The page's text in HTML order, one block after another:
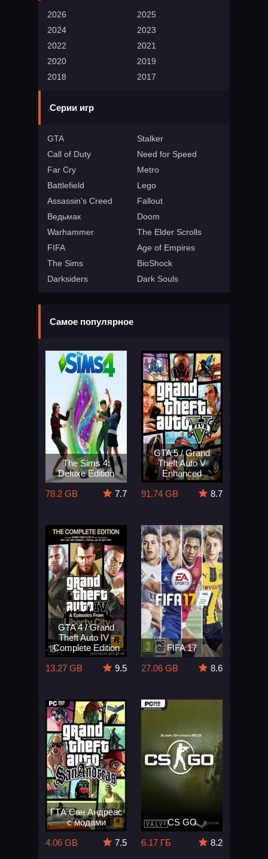
2026
2025
2024
2023
2022
2021
2020
2019
2018
2017
Серии игр
GTA
Stalker
Call of Duty
Need for Speed
Far Cry
Metro
Battlefield
Lego
Assassin's Creed
Fallout
Ведьмак
Doom
Warhammer
The Elder Scrolls
FIFA
Age of Empires
The Sims
BioShock
Darksiders
Dark Souls
Самое популярное
The Sims 4:
Deluxe Edition
78.2 GB
7.7
GTA 5 / Grand
Theft Auto V
Enhanced
91.74 GB
8.7
GTA 4 / Grand
Theft Auto IV -
Complete Edition
13.27 GB
9.5
FIFA 17
27.06 GB
8.6
ГТА Сан Андреас
с модами
4.06 GB
7.5
CS GO
6.17 ГБ
8.2